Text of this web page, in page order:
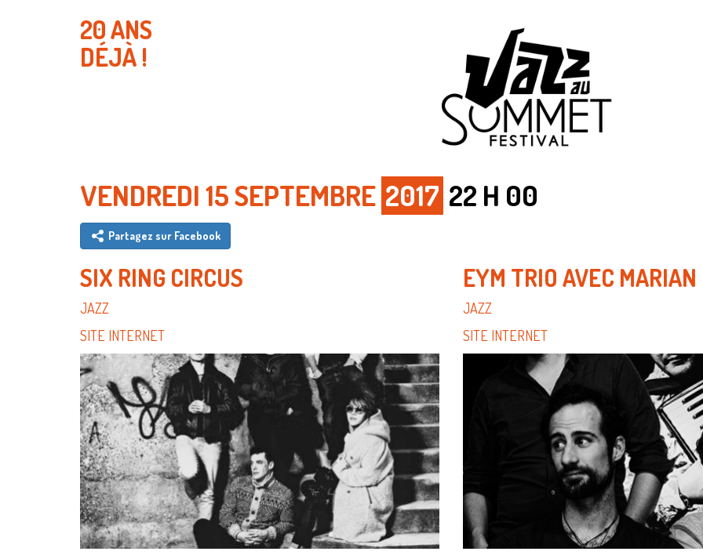
20 ANS
DÉJÀ !
VENDREDI 15 SEPTEMBRE 2017 22 H 00
Partagez sur Facebook
SIX RING CIRCUS
JAZZ
SITE INTERNET
EYM TRIO AVEC
JAZZ
SITE INTERNET